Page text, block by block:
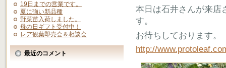
19日までの営業です。
夏に強い新品種
野菜苗入荷しました。
母の日ギフト受付中！
レア観葉即売会＆相談会
最近のコメント
本日は石井さんが来店
す。
お待ちしております。
http://